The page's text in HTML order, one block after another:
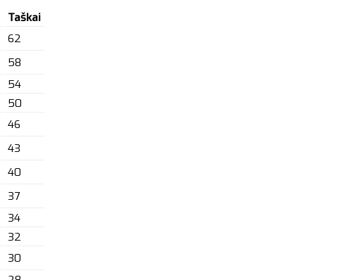
Taškai
62
58
54
50
46
43
40
37
34
32
30